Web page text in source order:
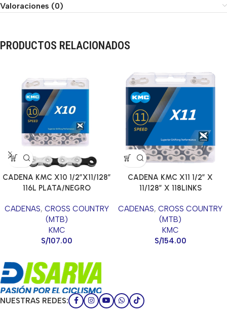
Valoraciones (0)
PRODUCTOS RELACIONADOS
CADENA KMC X10 1/2″X11/128″
116L PLATA/NEGRO
CADENAS, CROSS COUNTRY
(MTB)
KMC
S/107.00
CADENA KMC X11 1/2″ X
11/128″ X 118LINKS
SERIES
CADENAS, CROSS COUNTRY
(MTB)
KMC
S/154.00
NUESTRAS REDES: